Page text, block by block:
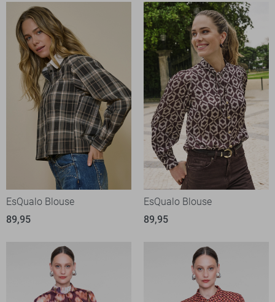
EsQualo Blouse
89,95
EsQualo Blouse
89,95